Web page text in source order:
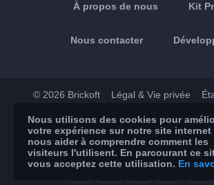
À propos de nous Kit
Nous contacter
© 2026 Brickoft Légal & Vie privée
App Store Google
Nous utilisons des cookies pour
votre expérience sur notre site internet
nous aider à comprendre comment les
visiteurs l'utilisent. En parcourant ce
vous acceptez cette utilisation. En